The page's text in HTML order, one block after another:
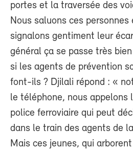
portes et la traversée des
Nous saluons ces personnes
signalons gentiment leur
général ça se passe très
si les agents de prévention
font-ils ? Djilali répond : «
le téléphone, nous appelons
police ferroviaire qui peut
dans le train des agents de
Mais ces jeunes, qui